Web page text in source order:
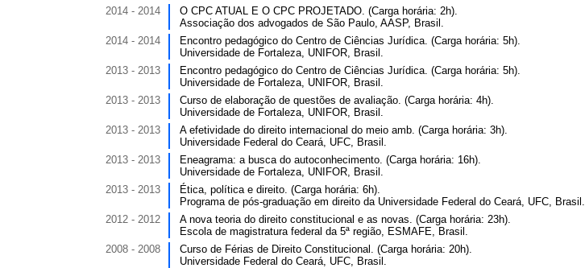
2014 - 2014
O CPC ATUAL E O CPC PROJETADO. (Carga horária: 2h).
Associação dos advogados de São Paulo, AASP, Brasil.
2014 - 2014
Encontro pedagógico do Centro de Ciências Jurídica. (Carga horária: 5h).
Universidade de Fortaleza, UNIFOR, Brasil.
2013 - 2013
Encontro pedagógico do Centro de Ciências Jurídica. (Carga horária: 5h).
Universidade de Fortaleza, UNIFOR, Brasil.
2013 - 2013
Curso de elaboração de questões de avaliação. (Carga horária: 4h).
Universidade de Fortaleza, UNIFOR, Brasil.
2013 - 2013
A efetividade do direito internacional do meio amb. (Carga horária: 3h).
Universidade Federal do Ceará, UFC, Brasil.
2013 - 2013
Eneagrama: a busca do autoconhecimento. (Carga horária: 16h).
Universidade de Fortaleza, UNIFOR, Brasil.
2013 - 2013
Ética, política e direito. (Carga horária: 6h).
Programa de pós-graduação em direito da Universidade Federal do Ceará, UFC, Brasil.
2012 - 2012
A nova teoria do direito constitucional e as novas. (Carga horária: 23h).
Escola de magistratura federal da 5ª região, ESMAFE, Brasil.
2008 - 2008
Curso de Férias de Direito Constitucional. (Carga horária: 20h).
Universidade Federal do Ceará, UFC, Brasil.